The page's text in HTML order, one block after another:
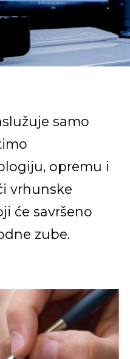
samo
opremu i
vrhunske
će savršeno
zube.